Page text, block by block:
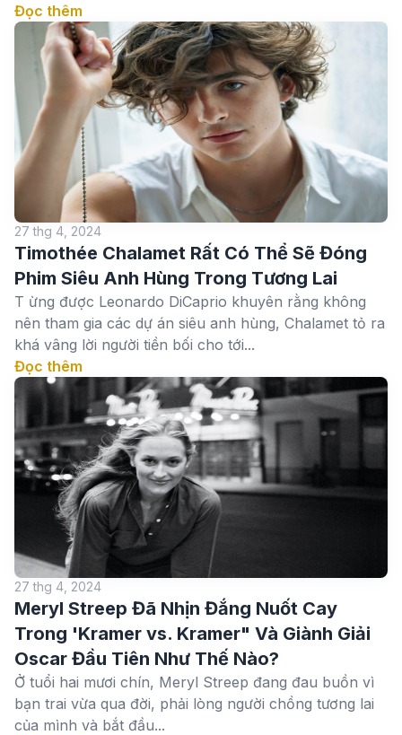
Đọc thêm
27 thg 4, 2024
Timothée Chalamet Rất Có Thể Sẽ Đóng
Phim Siêu Anh Hùng Trong Tương Lai
T ừng được Leonardo DiCaprio khuyên rằng không
nên tham gia các dự án siêu anh hùng, Chalamet tỏ ra
khá vâng lời người tiền bối cho tới...
Đọc thêm
27 thg 4, 2024
Meryl Streep Đã Nhịn Đắng Nuốt Cay
Trong 'Kramer vs. Kramer" Và Giành Giải
Oscar Đầu Tiên Như Thế Nào?
Ở tuổi hai mươi chín, Meryl Streep đang đau buồn vì
bạn trai vừa qua đời, phải lòng người chồng tương lai
của mình và bắt đầu...